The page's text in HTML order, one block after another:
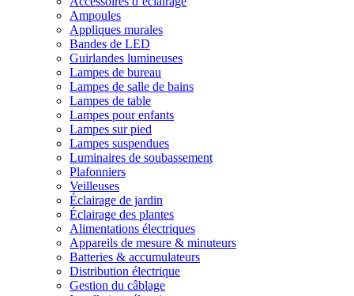
Ampoules
Appliques murales
Bandes de LED
Guirlandes lumineuses
Lampes de bureau
Lampes de salle de bains
Lampes de table
Lampes pour enfants
Lampes sur pied
Lampes suspendues
Luminaires de soubassement
Plafonniers
Veilleuses
Éclairage de jardin
Éclairage des plantes
Alimentations électriques
Appareils de mesure & minuteurs
Batteries & accumulateurs
Distribution électrique
Gestion du câblage